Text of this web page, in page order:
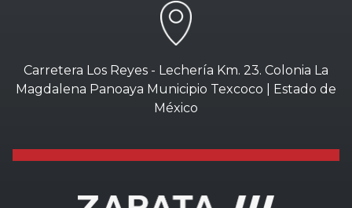
Carretera Los Reyes - Lechería Km. 23. Colonia La
Magdalena Panoaya Municipio Texcoco | Estado de
México